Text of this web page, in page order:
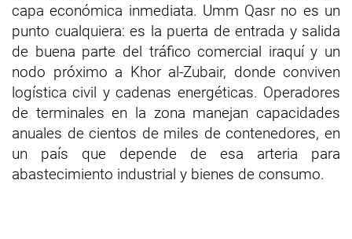
capa económica inmediata. Umm Qasr no es un
punto cualquiera: es la puerta de entrada y salida
de buena parte del tráfico comercial iraquí y un
nodo próximo a Khor al-Zubair, donde conviven
logística civil y cadenas energéticas. Operadores
de terminales en la zona manejan capacidades
anuales de cientos de miles de contenedores, en
un país que depende de esa arteria para
abastecimiento industrial y bienes de consumo.